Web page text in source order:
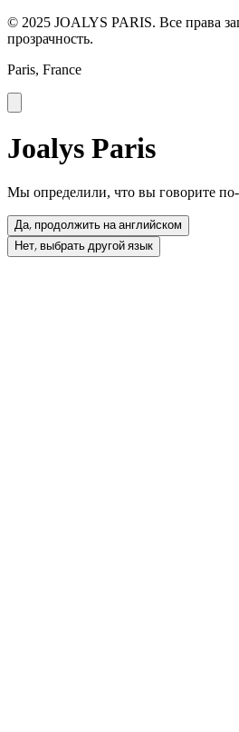
© 2025 JOALYS PARIS. Все права
прозрачность.
Paris, France
Joalys Paris
Мы определили, что вы говорите
Да, продолжить на английском
Нет, выбрать другой язык